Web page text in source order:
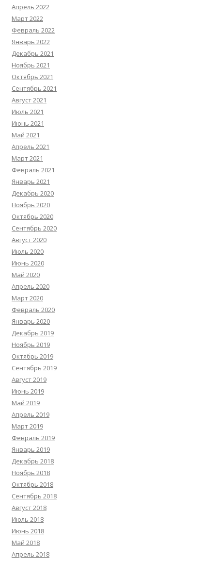
Апрель 2022
Март 2022
Февраль 2022
Январь 2022
Декабрь 2021
Ноябрь 2021
Октябрь 2021
Сентябрь 2021
Август 2021
Июль 2021
Июнь 2021
Май 2021
Апрель 2021
Март 2021
Февраль 2021
Январь 2021
Декабрь 2020
Ноябрь 2020
Октябрь 2020
Сентябрь 2020
Август 2020
Июль 2020
Июнь 2020
Май 2020
Апрель 2020
Март 2020
Февраль 2020
Январь 2020
Декабрь 2019
Ноябрь 2019
Октябрь 2019
Сентябрь 2019
Август 2019
Июнь 2019
Май 2019
Апрель 2019
Март 2019
Февраль 2019
Январь 2019
Декабрь 2018
Ноябрь 2018
Октябрь 2018
Сентябрь 2018
Август 2018
Июль 2018
Июнь 2018
Май 2018
Апрель 2018